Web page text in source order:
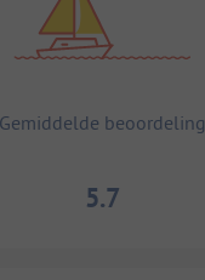
Gemiddelde beoordeling
5.7